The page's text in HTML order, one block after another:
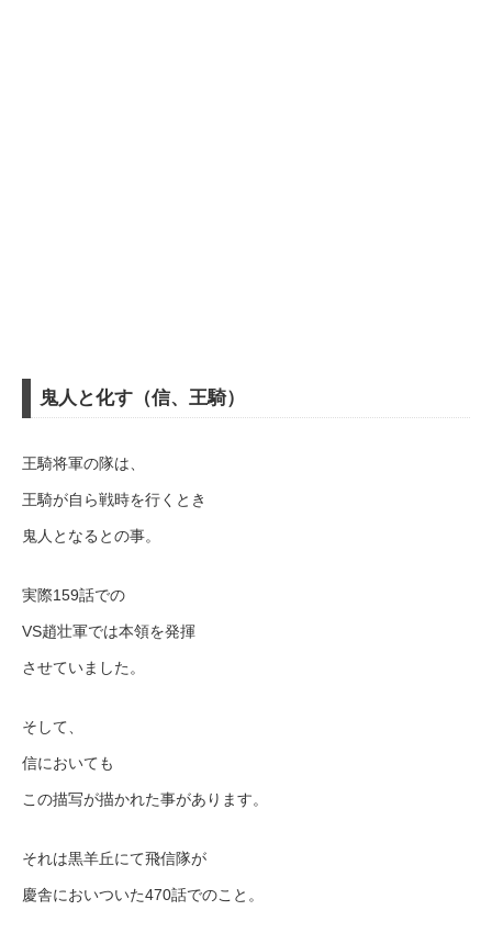
鬼人と化す（信、王騎）
王騎将軍の隊は、
王騎が自ら戦時を行くとき
鬼人となるとの事。
実際159話での
VS趙壮軍では本領を発揮
させていました。
そして、
信においても
この描写が描かれた事があります。
それは黒羊丘にて飛信隊が
慶舎においついた470話でのこと。